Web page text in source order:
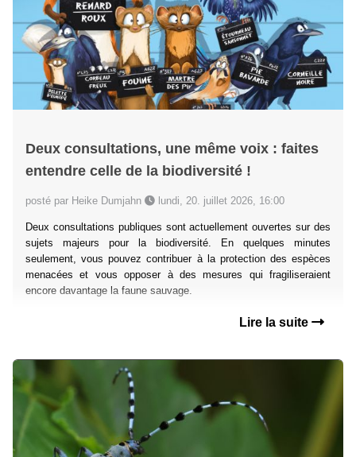
Deux consultations, une même voix : faites
entendre celle de la biodiversité !
posté par Heike Dumjahn lundi, 20. juillet 2026, 16:00
Deux consultations publiques sont actuellement ouvertes sur des
sujets majeurs pour la biodiversité. En quelques minutes
seulement, vous pouvez contribuer à la protection des espèces
menacées et vous opposer à des mesures qui fragiliseraient
encore davantage la faune sauvage.
Lire la suite